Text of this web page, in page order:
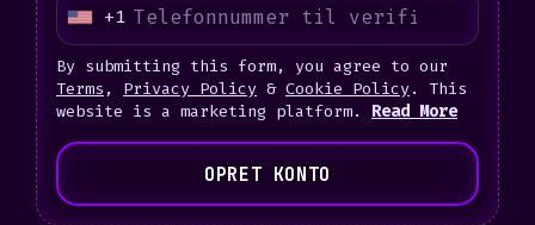
U
i
t
e
S
+1
By submitting this form, you agree to our
Terms , Privacy Policy & Cookie Policy. This
website is a marketing platform. Read More
OPRET KONTO